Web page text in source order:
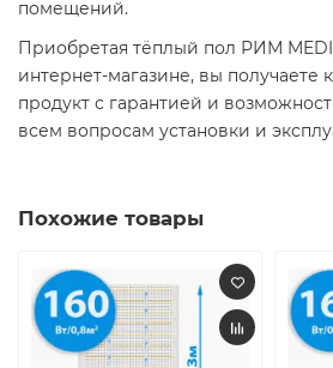
помещений.
Приобретая тёплый пол РИМ
интернет-магазине, вы получаете
продукт с гарантией и
всем вопросам установки и
Похожие товары